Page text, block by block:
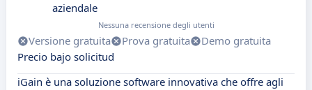
aziendale
Nessuna recensione degli utenti
Versione gratuita Prova gratuita
Demo gratuita
Precio bajo solicitud
iGain è una soluzione software innovativa che offre agli